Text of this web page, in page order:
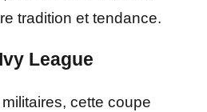
tradition et tendance.
League
cette coupe